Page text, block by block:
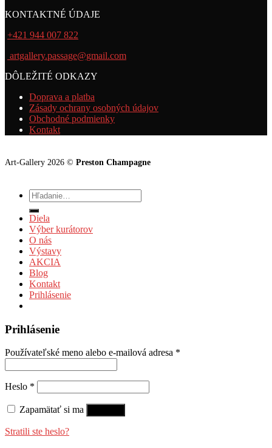
KONTAKTNÉ ÚDAJE
+421 944 007 822
artgallery.passage@gmail.com
DÔLEŽITÉ ODKAZY
Doprava a platba
Zásady ochrany osobných údajov
Obchodné podmienky
Kontakt
Art-Gallery 2026 © Preston Champagne
Hľadať:
Diela
Výber kurátorov
O nás
Výstavy
AKCIA
Blog
Kontakt
Prihlásenie
Prihlásenie
Používateľské meno alebo e-mailová adresa *
Heslo *
Zapamätať si ma
Stratili ste heslo?